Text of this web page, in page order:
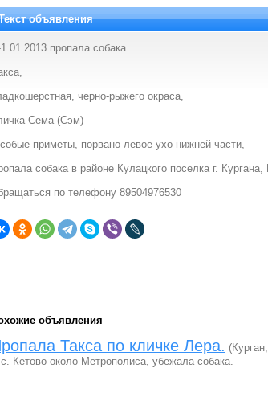
объявления
пропала собака
черно-рыжего окраса,
Сема (Сэм)
приметы, порвано левое ухо нижней части,
собака в районе Кулацкого поселка г.
по телефону 89504976530
объявления
Такса по кличке Лера.
Кетово около Метрополиса, убежала собака.